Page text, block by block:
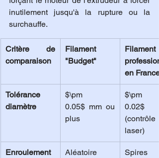
inutilement jusqu'à la rupture ou la
surchauffe.
Critère de
comparaison
Filament
"Budget"
en France
Tolérance
diamètre
$\pm
0.05$ mm ou
plus
$\pm
0.02$
(contrôle
laser)
Enroulement
Aléatoire
Spires